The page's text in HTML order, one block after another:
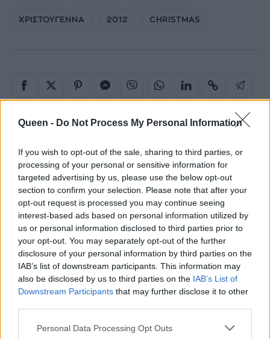
Queen - Do Not Process My Personal Information
If you wish to opt-out of the sale, sharing to third parties, or
processing of your personal or sensitive information for
targeted advertising by us, please use the below opt-out
section to confirm your selection. Please note that after your
opt-out request is processed you may continue seeing
interest-based ads based on personal information utilized by
us or personal information disclosed to third parties prior to
your opt-out. You may separately opt-out of the further
disclosure of your personal information by third parties on the
IAB’s list of downstream participants. This information may
also be disclosed by us to third parties on the IAB’s List of
Downstream Participants that may further disclose it to other
Personal Data Processing Opt Outs
ΧΡΙΣΤΟΥΓΕΝΝΑ 2012 CHRISTMAS
Related
Οι ερευνητές μέτρησαν πόσο χρόνο χρειάζεται
πραγματικά μια φιλία
Yellow Flag: Το ενδιάμεσο στάδιο ανάμεσα στο «βρήκα
το άλλο μου μισό» και το «τρέχα να σωθείς»